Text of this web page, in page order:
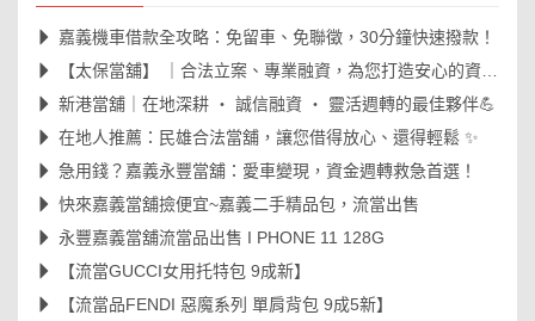
嘉義機車借款全攻略：免留車、免聯徵，30分鐘快速撥款！
【太保當舖】 ｜合法立案、專業融資，為您打造安心的資金周轉後盾🛡️
新港當舖｜在地深耕 ‧ 誠信融資 ‧ 靈活週轉的最佳夥伴💪
在地人推薦：民雄合法當舖，讓您借得放心、還得輕鬆 ✨
急用錢？嘉義永豐當舖：愛車變現，資金週轉救急首選！
快來嘉義當舖撿便宜~嘉義二手精品包，流當出售
永豐嘉義當舖流當品出售 I PHONE 11 128G
【流當GUCCI女用托特包 9成新】
【流當品FENDI 惡魔系列 單肩背包 9成5新】